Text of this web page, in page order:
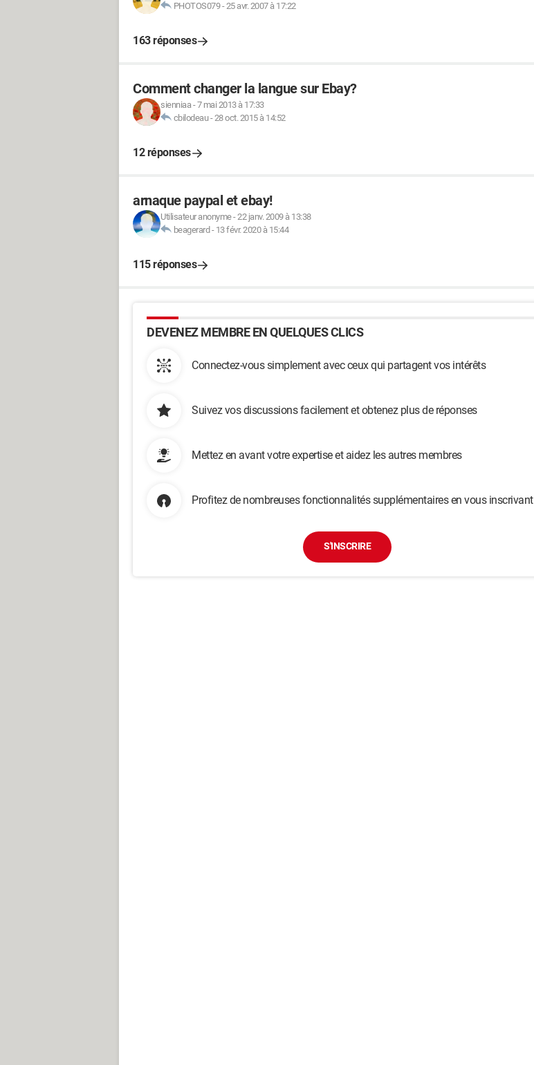
PHOTOS079-25 avr. 2007 à 17:22
163 réponses
Comment changer la langue sur Ebay?
sienniaa-7 mai 2013 à 17:33
cbilodeau-28 oct. 2015 à 14:52
12 réponses
arnaque paypal et ebay!
Utilisateur anonyme-22 janv. 2009 à 13:38
beagerard - 13 févr. 2020 à 15:44
115 réponses
DEVENEZ MEMBRE EN QUELQUES CLICS
Connectez-vous simplement avec ceux qui partagent vos intérêts
Suivez vos discussions facilement et obtenez plus de réponses
Mettez en avant votre expertise et aidez les autres membres
Profitez de nombreuses fonctionnalités supplémentaires en vous inscrivant
S'INSCRIRE